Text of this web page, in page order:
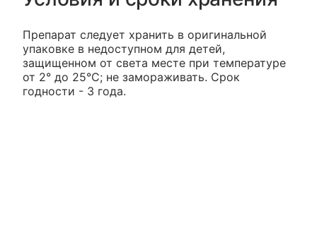
Препарат следует хранить в оригинальной
упаковке в недоступном для детей,
защищенном от света месте при температуре
от 2° до 25°С; не замораживать. Срок
годности - 3 года.